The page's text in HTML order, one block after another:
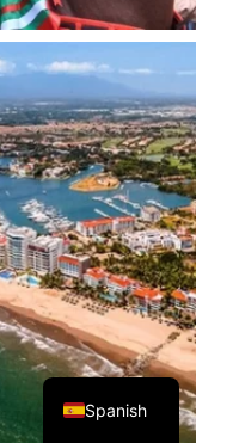
Spanish
English